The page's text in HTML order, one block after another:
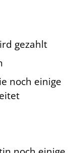
gezahlt
noch einige